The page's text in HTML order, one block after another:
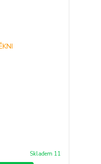
Skladem 11